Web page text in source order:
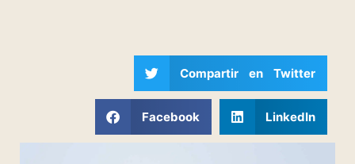
Compartir en Twitter
Facebook LinkedIn